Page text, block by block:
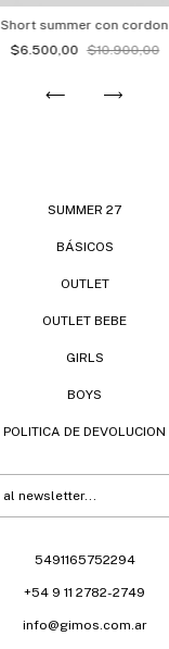
Short summer con cordon
$6.500,00 $10.900,00
SUMMER 27
BÁSICOS
OUTLET
OUTLET BEBE
GIRLS
BOYS
POLITICA DE DEVOLUCION
5491165752294
+54 9 11 2782-2749
info@gimos.com.ar